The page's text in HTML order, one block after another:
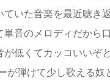
いた音楽を最近聴き
音のメロディだから
低くてカッコいいぞ
が弾けて少し歌える